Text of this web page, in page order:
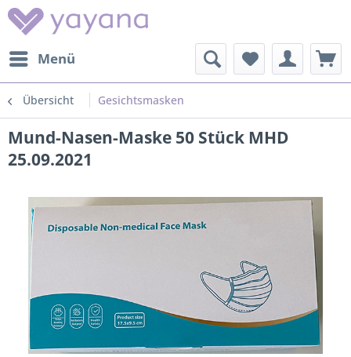
Menü
Übersicht Gesichtsmasken
Mund-Nasen-Maske 50 Stück MHD
25.09.2021